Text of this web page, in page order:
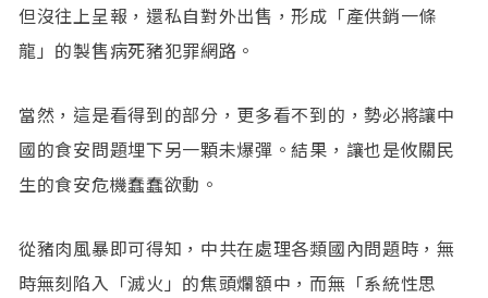
但沒往上呈報，還私自對外出售，形成「產供銷一條
龍」的製售病死豬犯罪網路。
當然，這是看得到的部分，更多看不到的，勢必將讓中
國的食安問題埋下另一顆未爆彈。結果，讓也是攸關民
生的食安危機蠢蠢欲動。
從豬肉風暴即可得知，中共在處理各類國內問題時，無
時無刻陷入「滅火」的焦頭爛額中，而無「系統性思